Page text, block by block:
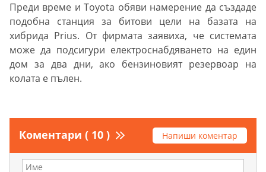
Преди време и Toyota обяви намерение да създаде
подобна станция за битови цели на базата на
хибрида Prius. От фирмата заявиха, че системата
може да подсигури електроснабдяването на един
дом за два дни, ако бензиновият резервоар на
колата е пълен.
Коментари ( 10 ) Напиши коментар